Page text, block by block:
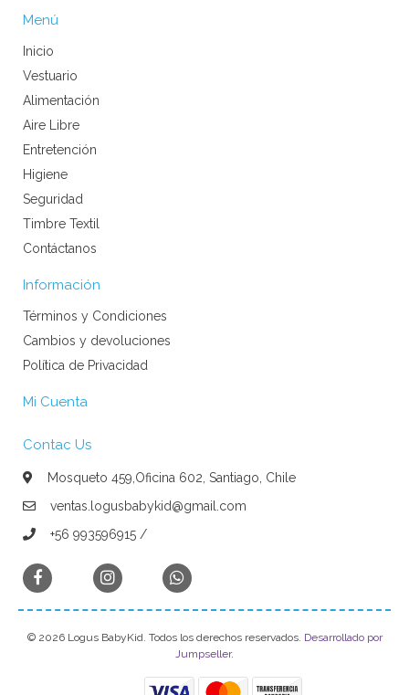
Menú
Inicio
Vestuario
Alimentación
Aire Libre
Entretención
Higiene
Seguridad
Timbre Textil
Contáctanos
Información
Términos y Condiciones
Cambios y devoluciones
Política de Privacidad
Mi Cuenta
Contac Us
Mosqueto 459,Oficina 602, Santiago, Chile
ventas.logusbabykid@gmail.com
+56 993596915 /
© 2026 Logus BabyKid. Todos los derechos reservados. Desarrollado por
Jumpseller.